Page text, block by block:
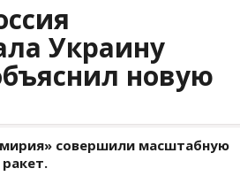
Украину
новую
совершили масштабную